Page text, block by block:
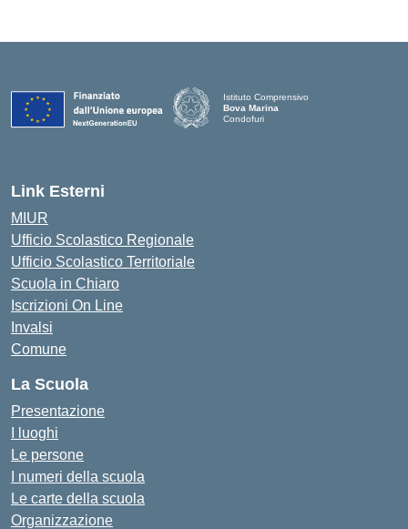
Istituto Comprensivo
Bova Marina
Condofuri
Link Esterni
MIUR
Ufficio Scolastico Regionale
Ufficio Scolastico Territoriale
Scuola in Chiaro
Iscrizioni On Line
Invalsi
Comune
La Scuola
Presentazione
I luoghi
Le persone
I numeri della scuola
Le carte della scuola
Organizzazione